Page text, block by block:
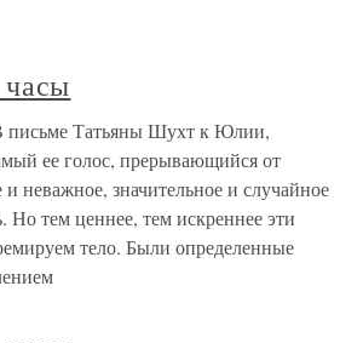
письме Татьяны Шухт к Юлии,
ее голос, прерывающийся от
неважное, значительное и случайное
Но тем ценнее, тем искреннее эти
тело. Были определенные